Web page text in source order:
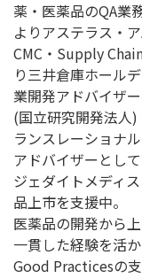
薬・医薬品のQA業
よりアステラス・
CMC・Supply
り三井倉庫ホール
業開発アドバイザ
(国立研究開発法人
ランスレーショナ
アドバイザーとし
ジェダイトメディ
品上市を支援中。
医薬品の開発から
一貫した経験を活
Good Practicesの支